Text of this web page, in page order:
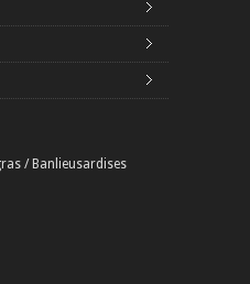
/ Banlieusardises